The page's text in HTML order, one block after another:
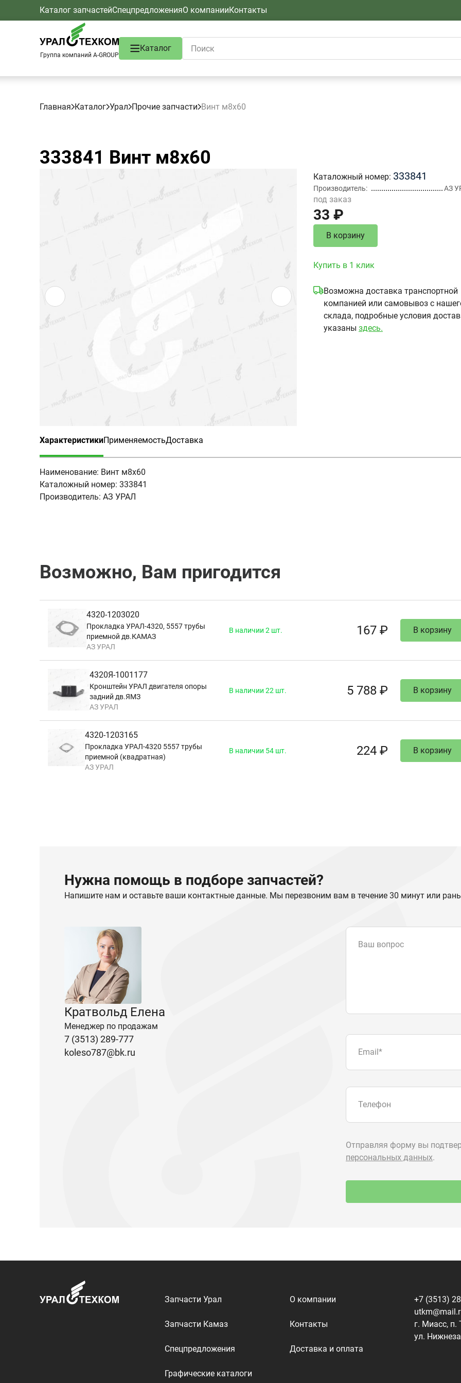
Каталог запчастейСпецпредложенияО компанииКонтакты
Группа компаний A-GROUP
Каталог
Главная Каталог Урал Прочие запчасти Винт м8х60
333841 Винт м8х60
Каталожный номер 333841
Производитель АЗ
под заказ
33 ₽
В корзину
Купить в 1 клик
Возможна доставка транспортной
компанией или самовывоз с
склада, подробные условия
указаны здесь.
Характеристики
(активная вкладка)
ПрименяемостьДоставка
Наименование: Винт м8х60
Каталожный номер: 333841
Производитель: АЗ УРАЛ
Возможно, Вам пригодится
4320-1203020
Прокладка УРАЛ-4320, 5557 трубы
приемной дв.КАМАЗ
АЗ УРАЛ
В наличии 2 шт. 167 ₽ В корзину
4320Я-1001177
Кронштейн УРАЛ двигателя опоры
задний дв.ЯМЗ
АЗ УРАЛ
В наличии 22 шт. 5 788 ₽ В корзину
4320-1203165
Прокладка УРАЛ-4320 5557 трубы
приемной (квадратная)
АЗ УРАЛ
В наличии 54 шт. 224 ₽ В корзину
Нужна помощь в подборе запчастей?
Напишите нам и оставьте ваши контактные данные. Мы перезвоним вам в течение 30 минут или
Кратвольд Елена
Менеджер по продажам
7 (3513) 289-777
koleso787@bk.ru
Ваш вопрос
Доставка и оплата
+7 (3513)
г. Миасс, п.
ООО «УралТехКом», 2026 Политика конфиденциальности